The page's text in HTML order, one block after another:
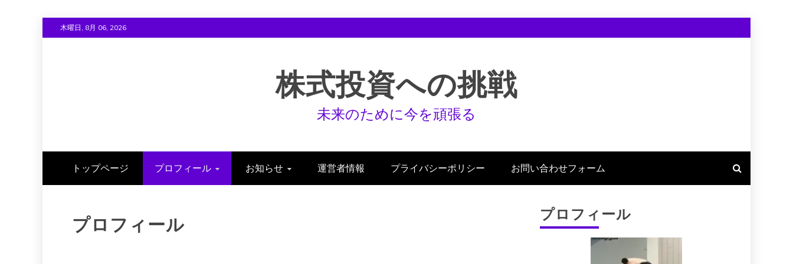
to
木曜日, 8月 06, 2026
株式投資への挑戦
未来のために今を頑張る
トップページ プロフィール お知らせ 運営者情報 プライバシーポリシー お問い合わせフォーム
プロフィール プロフィール